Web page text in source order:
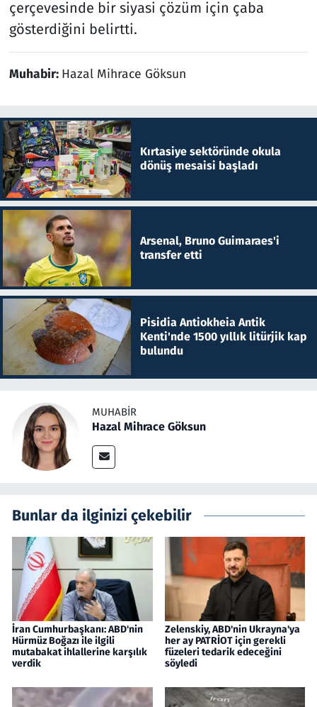
çerçevesinde bir siyasi çözüm için çaba
gösterdiğini belirtti.
Muhabir: Hazal Mihrace Göksun
Kırtasiye sektöründe okula
dönüş mesaisi başladı
Arsenal, Bruno Guimaraes'i
transfer etti
Pisidia Antiokheia Antik
Kenti'nde 1500 yıllık litürjik kap
bulundu
MUHABIR
Hazal Mihrace Göksun
Bunlar da ilginizi çekebilir
İran Cumhurbaşkanı: ABD'nin
Hürmüz Boğazı ile ilgili
mutabakat ihlallerine karşılık
verdik
Zelenskiy, ABD'nin Ukrayna'ya
her ay PATRİOT için gerekli
füzeleri tedarik edeceğini
söyledi